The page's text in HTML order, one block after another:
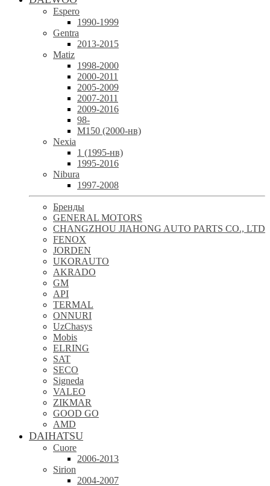
Espero
1990-1999
Gentra
2013-2015
Matiz
1998-2000
2000-2011
2005-2009
2007-2011
2009-2016
98-
М150 (2000-нв)
Nexia
1 (1995-нв)
1995-2016
Nibura
1997-2008
Бренды
GENERAL MOTORS
CHANGZHOU JIAHONG AUTO PARTS CO., LTD
FENOX
JORDEN
UKORAUTO
AKRADO
GM
API
TERMAL
ONNURI
UzChasys
Mobis
ELRING
SAT
SECO
Signeda
VALEO
ZIKMAR
GOOD GO
AMD
DAIHATSU
Cuore
2006-2013
Sirion
2004-2007